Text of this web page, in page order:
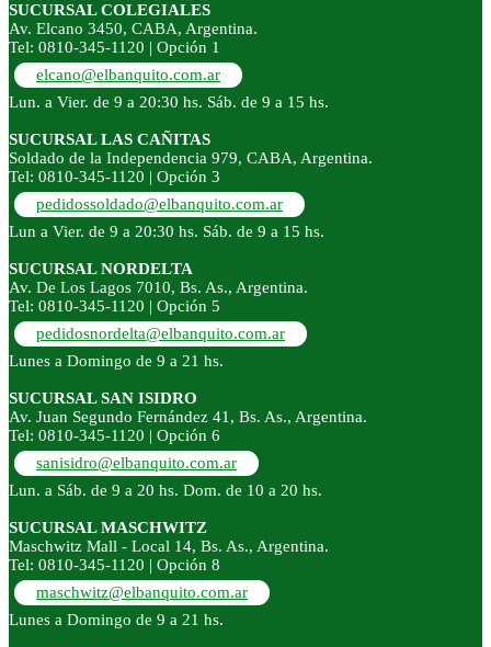
SUCURSAL COLEGIALES
Av. Elcano 3450, CABA, Argentina.
Tel: 0810-345-1120 | Opción 1
elcano@elbanquito.com.ar
Lun. a Vier. de 9 a 20:30 hs. Sáb. de 9 a 15 hs.
SUCURSAL LAS CAÑITAS
Soldado de la Independencia 979, CABA, Argentina.
Tel: 0810-345-1120 | Opción 3
pedidossoldado@elbanquito.com.ar
Lun a Vier. de 9 a 20:30 hs. Sáb. de 9 a 15 hs.
SUCURSAL NORDELTA
Av. De Los Lagos 7010, Bs. As., Argentina.
Tel: 0810-345-1120 | Opción 5
pedidosnordelta@elbanquito.com.ar
Lunes a Domingo de 9 a 21 hs.
SUCURSAL SAN ISIDRO
Av. Juan Segundo Fernández 41, Bs. As., Argentina.
Tel: 0810-345-1120 | Opción 6
sanisidro@elbanquito.com.ar
Lun. a Sáb. de 9 a 20 hs. Dom. de 10 a 20 hs.
SUCURSAL MASCHWITZ
Maschwitz Mall - Local 14, Bs. As., Argentina.
Tel: 0810-345-1120 | Opción 8
maschwitz@elbanquito.com.ar
Lunes a Domingo de 9 a 21 hs.